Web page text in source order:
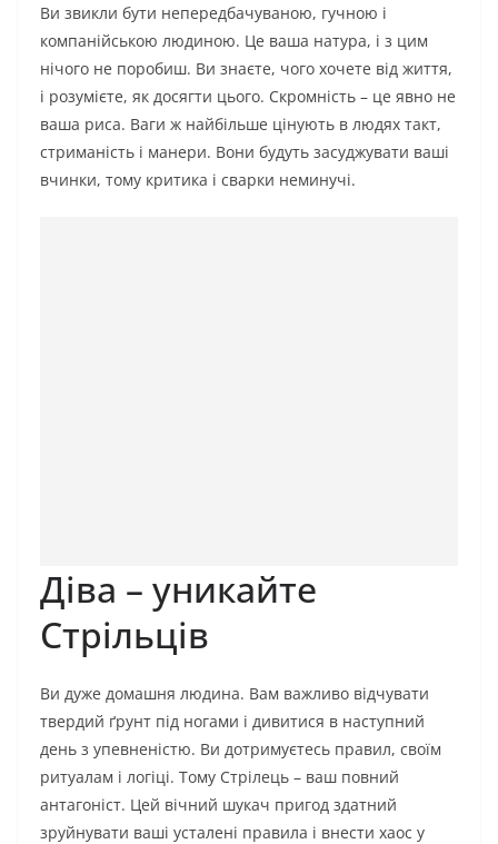
Ви звикли бути непередбачуваною, гучною і
компанійською людиною. Це ваша натура, і з цим
нічого не поробиш. Ви знаєте, чого хочете від життя,
і розумієте, як досягти цього. Скромність – це явно не
ваша риса. Ваги ж найбільше цінують в людях такт,
стриманість і манери. Вони будуть засуджувати ваші
вчинки, тому критика і сварки неминучі.
Діва – уникайте
Стрільців
Ви дуже домашня людина. Вам важливо відчувати
твердий ґрунт під ногами і дивитися в наступний
день з упевненістю. Ви дотримуєтесь правил, своїм
ритуалам і логіці. Тому Стрілець – ваш повний
антагоніст. Цей вічний шукач пригод здатний
зруйнувати ваші усталені правила і внести хаос у